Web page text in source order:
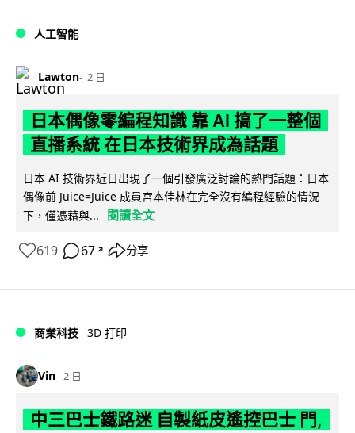
人工智能
Lawton 2 日
日本偶像零編程知識 靠 AI 搞了一整個
直播系統 在日本技術界成為話題
日本 AI 技術界近日出現了一個引發廣泛討論的熱門話題：日本
偶像前 Juice=Juice 成員宮本佳林在完全沒有編程經驗的情況
下，僅憑藉與...
閱讀全文
619 67 ↗ 分享
商業科技 3D 打印
Vin 2 日
中三巴士鐵路迷 自製紙皮遙控巴士 門,